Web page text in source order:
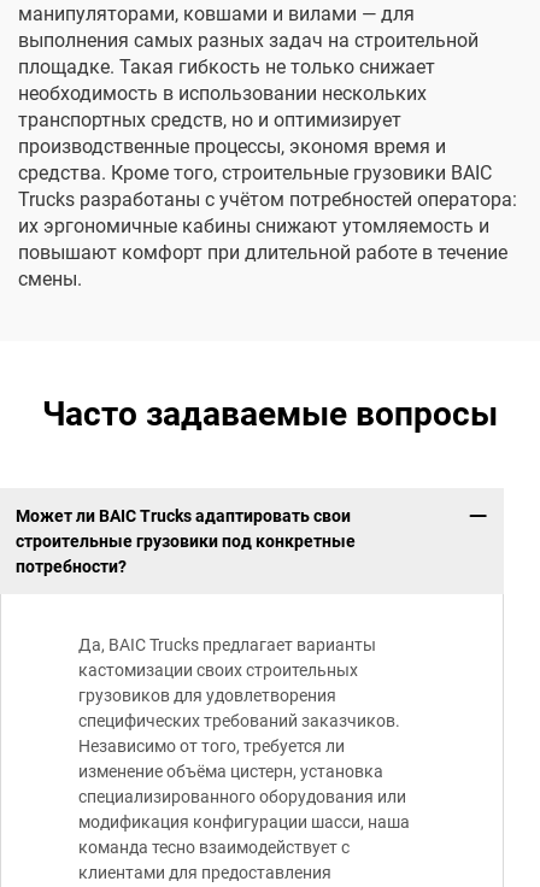
манипуляторами, ковшами и вилами — для
выполнения самых разных задач на строительной
площадке. Такая гибкость не только снижает
необходимость в использовании нескольких
транспортных средств, но и оптимизирует
производственные процессы, экономя время и
средства. Кроме того, строительные грузовики BAIC
Trucks разработаны с учётом потребностей оператора:
их эргономичные кабины снижают утомляемость и
повышают комфорт при длительной работе в течение
смены.
Часто задаваемые вопросы
Может ли BAIC Trucks адаптировать свои
строительные грузовики под конкретные
потребности?
Да, BAIC Trucks предлагает варианты
кастомизации своих строительных
грузовиков для удовлетворения
специфических требований заказчиков.
Независимо от того, требуется ли
изменение объёма цистерн, установка
специализированного оборудования или
модификация конфигурации шасси, наша
команда тесно взаимодействует с
клиентами для предоставления